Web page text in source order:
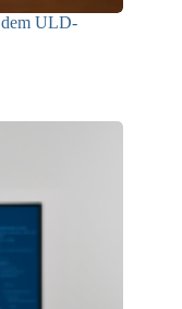
dem ULD-